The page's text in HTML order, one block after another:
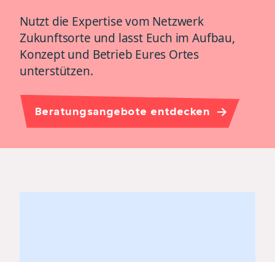
Nutzt die Expertise vom Netzwerk
Zukunftsorte und lasst Euch im Aufbau,
Konzept und Betrieb Eures Ortes
unterstützen.
Beratungsangebote entdecken